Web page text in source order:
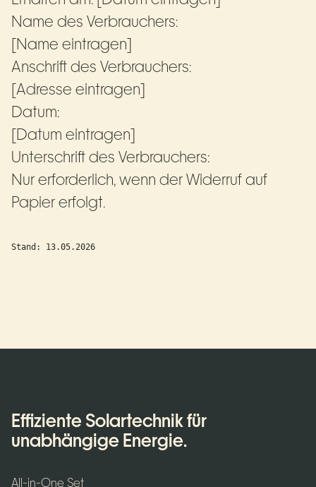
Name des Verbrauchers:
[Name eintragen]
Anschrift des Verbrauchers:
[Adresse eintragen]
Datum:
[Datum eintragen]
Unterschrift des Verbrauchers:
Nur erforderlich, wenn der Widerruf auf
Papier erfolgt.
Stand: 13.05.2026
Effiziente Solartechnik für
unabhängige Energie.
All-in-One Set